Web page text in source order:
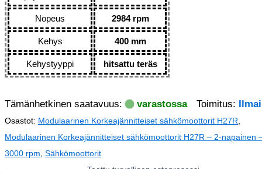
Nopeus 2984 rpm
Kehys 400 mm
Kehystyyppi hitsattu teräs
Tämänhetkinen saatavuus: varastossa Toimitus:
Osastot: Modulaarinen Korkeajännitteiset sähkömoottorit H27R,
Modulaarinen Korkeajännitteiset sähkömoottorit H27R – 2-napainen
3000 rpm, Sähkömoottorit